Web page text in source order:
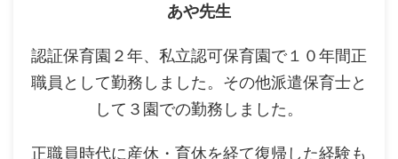
あや先生
認証保育園２年、私立認可保育園で１０年間正
職員として勤務しました。その他派遣保育士と
して３園での勤務しました。
正職員時代に産休・育休を経て復帰した経験も